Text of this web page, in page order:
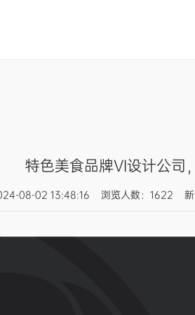
特色美食品牌VI设计公司
08-02 13:48:16 浏览人数：1622 新